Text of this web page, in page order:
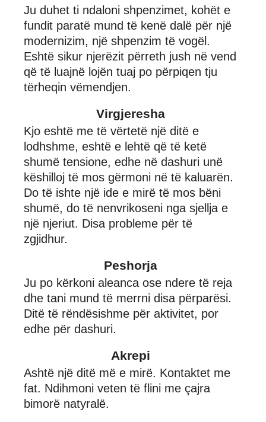
Ju duhet ti ndaloni shpenzimet, kohët e
fundit paratë mund të kenë dalë për një
modernizim, një shpenzim të vogël.
Eshtë sikur njerëzit përreth jush në vend
që të luajnë lojën tuaj po përpiqen tju
tërheqin vëmendjen.
Virgjeresha
Kjo eshtë me të vërtetë një ditë e
lodhshme, eshtë e lehtë që të ketë
shumë tensione, edhe në dashuri unë
këshilloj të mos gërmoni në të kaluarën.
Do të ishte një ide e mirë të mos bëni
shumë, do të nenvrikoseni nga sjellja e
një njeriut. Disa probleme për të
zgjidhur.
Peshorja
Ju po kërkoni aleanca ose ndere të reja
dhe tani mund të merrni disa përparësi.
Ditë të rëndësishme për aktivitet, por
edhe për dashuri.
Akrepi
Ashtë një ditë më e mirë. Kontaktet me
fat. Ndihmoni veten të flini me çajra
bimorë natyralë.